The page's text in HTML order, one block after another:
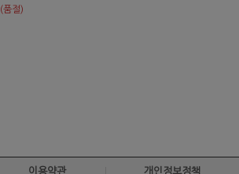
(품절)
이용약관 개인정보정책